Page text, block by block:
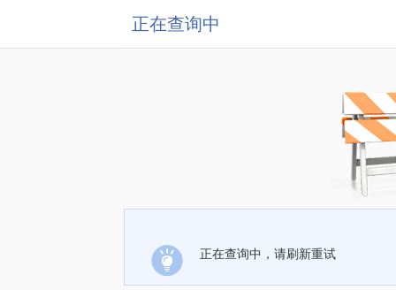
正在查询中
正在查询中，请刷新重试